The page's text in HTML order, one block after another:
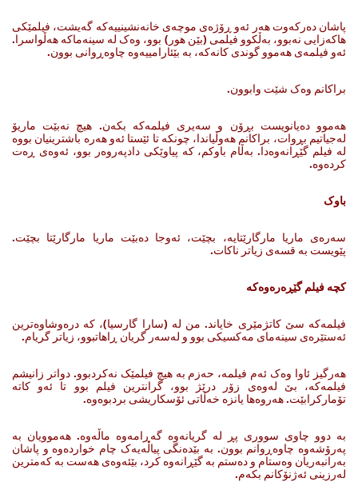
پاشان ده‌رکه‌وت هه‌ر ئه‌و ڕۆژه‌ی موچه‌ی خانه‌نشینییه‌که‌ گه‌یشت، فیلمێکی
هاکه‌زایی نه‌بوو، به‌ڵکوو فیلمی (بێن هور) بوو، وه‌ک له‌ سینه‌ماکه‌ هه‌ڵواسرا.
ئه‌و فیلمه‌ی هه‌موو گوندی کانه‌که‌، بە بێئارامییەوە چاوه‌ڕوانی بوون.
براکانم وه‌ک شێت وابوون.
هه‌موو دەیانویست بڕۆن ‌و سه‌یری فیلمه‌که‌ بکه‌ن. هیچ نه‌بێت ماریۆ
له‌جیاتیم بڕوات، براکانم هه‌وڵیاندا، چونکه‌ تا ئێستا ئه‌و هه‌ره‌ باشترینیان بووه‌
له‌ فیلم گێڕانه‌وه‌دا. به‌ڵام باوکم، که‌ پیاوێکی دادپه‌روه‌ر بوو، ئه‌وه‌ی ڕه‌ت
کرده‌وه‌.
باوک
سه‌ره‌ی ماریا مارگارێتایه‌، بچێت، ئه‌وجا ده‌بێت ماریا مارگارێتا بچێت.
پێویست به‌ قسه‌ی زیاتر ناکات‌.
کچە فیلم گێڕەرەوەکە
فیلمه‌که‌ سێ کاتژمێری خایاند. من له‌ (سارا گارسیا)، که‌ دره‌وشاوه‌ترین
ئه‌ستێره‌ی سینه‌مای مه‌کسیکی بوو و له‌سه‌ر گریان ڕاهاتبوو، زیاتر گریام.
هه‌رگیز ئاوا وه‌ک ئه‌م فیلمه‌، حه‌زم به‌ هیچ فیلمێک نه‌کردبوو. دواتر زانیشم
فیلمه‌که‌، بێ له‌وه‌ی زۆر درێژ بوو، گرانترین فیلم بوو تا ئه‌و کاته‌
تۆمارکرابێت. هه‌روه‌ها یانزه‌ خه‌ڵاتی ئۆسکاریشی بردبوه‌وه‌.
به‌ دوو چاوی سووری پڕ له‌ گریانه‌وه‌ گه‌ڕامه‌وه‌ ماڵه‌وه‌. هه‌موویان به‌
په‌رۆشه‌وه‌ چاوه‌ڕوانم بوون. به‌ بێده‌نگی پیاڵه‌یه‌ک چام خوارده‌وه‌‌ و پاشان
به‌رانبه‌ریان وه‌ستام ‌و ده‌ستم به‌ گێڕانه‌وه‌ کرد، بێئه‌وه‌ی هه‌ست به‌ که‌مترین
له‌رزینی ئه‌ژنۆکانم بکه‌م.